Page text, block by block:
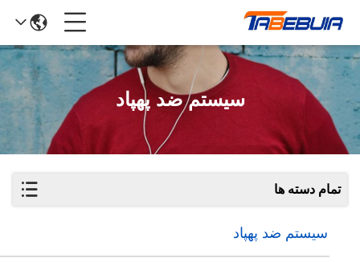
سیستم ضد پهپاد
تمام دسته ها
سیستم ضد پهپاد